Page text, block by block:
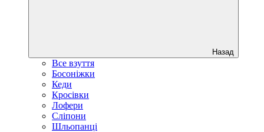
Назад
Все взуття
Босоніжки
Кеди
Кросівки
Лофери
Сліпони
Шльопанці